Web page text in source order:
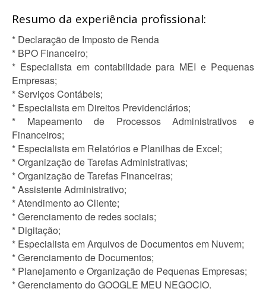
Resumo da experiência profissional:
* Declaração de Imposto de Renda
* BPO Financeiro;
* Especialista em contabilidade para MEI e Pequenas
Empresas;
* Serviços Contábeis;
* Especialista em Direitos Previdenciários;
* Mapeamento de Processos Administrativos e
Financeiros;
* Especialista em Relatórios e Planilhas de Excel;
* Organização de Tarefas Administrativas;
* Organização de Tarefas Financeiras;
* Assistente Administrativo;
* Atendimento ao Cliente;
* Gerenciamento de redes sociais;
* Digitação;
* Especialista em Arquivos de Documentos em Nuvem;
* Gerenciamento de Documentos;
* Planejamento e Organização de Pequenas Empresas;
* Gerenciamento do GOOGLE MEU NEGOCIO.